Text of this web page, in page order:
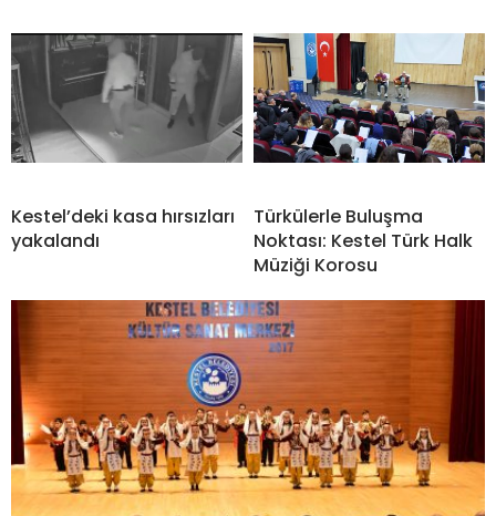
Kestel’deki kasa hırsızları
yakalandı
Türkülerle Buluşma
Noktası: Kestel Türk Halk
Müziği Korosu